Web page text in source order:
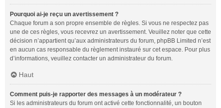
Pourquoi ai-je reçu un avertissement ?
Chaque forum a son propre ensemble de règles. Si vous ne respectez pas
une de ces règles, vous recevrez un avertissement. Veuillez noter que cette
décision n’appartient qu’aux administrateurs du forum, phpBB Limited n’est
en aucun cas responsable du règlement instauré sur cet espace. Pour plus
d’informations, veuillez contacter un administrateur du forum.
Haut
Comment puis-je rapporter des messages à un modérateur ?
Si les administrateurs du forum ont activé cette fonctionnalité, un bouton